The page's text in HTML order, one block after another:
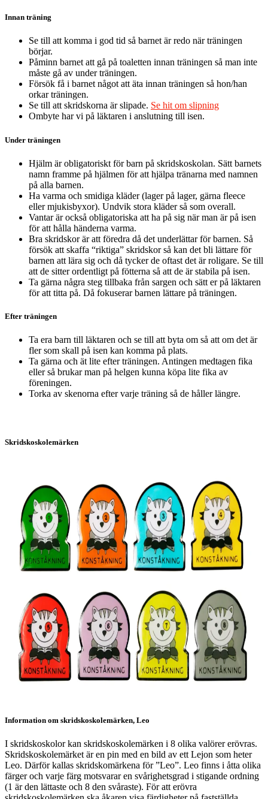
Innan träning
Se till att komma i god tid så barnet är redo när träningen
börjar.
Påminn barnet att gå på toaletten innan träningen så man inte
måste gå av under träningen.
Försök få i barnet något att äta innan träningen så hon/han
orkar träningen.
Se till att skridskorna är slipade. Se hit om slipning
Ombyte har vi på läktaren i anslutning till isen.
Under träningen
Hjälm är obligatoriskt för barn på skridskoskolan. Sätt barnets
namn framme på hjälmen för att hjälpa tränarna med namnen
på alla barnen.
Ha varma och smidiga kläder (lager på lager, gärna fleece
eller mjukisbyxor). Undvik stora kläder så som overall.
Vantar är också obligatoriska att ha på sig när man är på isen
för att hålla händerna varma.
Bra skridskor är att föredra då det underlättar för barnen. Så
försök att skaffa “riktiga” skridskor så kan det bli lättare för
barnen att lära sig och då tycker de oftast det är roligare. Se till
att de sitter ordentligt på fötterna så att de är stabila på isen.
Ta gärna några steg tillbaka från sargen och sätt er på läktaren
för att titta på. Då fokuserar barnen lättare på träningen.
Efter träningen
Ta era barn till läktaren och se till att byta om så att om det är
fler som skall på isen kan komma på plats.
Ta gärna och ät lite efter träningen. Antingen medtagen fika
eller så brukar man på helgen kunna köpa lite fika av
föreningen.
Torka av skenorna efter varje träning så de håller längre.
Skridskoskolemärken
Information om skridskoskolemärken, Leo
I skridskoskolor kan skridskoskolemärken i 8 olika valörer erövras.
Skridskoskolemärket är en pin med en bild av ett Lejon som heter
Leo. Därför kallas skridskomärkena för ”Leo”. Leo finns i åtta olika
färger och varje färg motsvarar en svårighetsgrad i stigande ordning
(1 är den lättaste och 8 den svåraste). För att erövra